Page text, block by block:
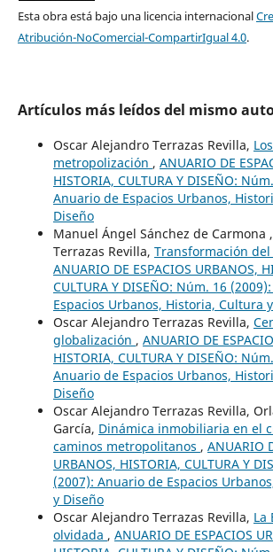
Esta obra está bajo una licencia internacional
Atribución-NoComercial-CompartirIgual 4.0.
Artículos más leídos del mismo
Oscar Alejandro Terrazas Revilla,
metropolización , ANUARIO DE
HISTORIA, CULTURA Y DISEÑO:
Anuario de Espacios Urbanos,
Diseño
Manuel Ángel Sánchez de Carmona
Terrazas Revilla, Transformación
ANUARIO DE ESPACIOS URBANOS,
CULTURA Y DISEÑO: Núm. 16
Espacios Urbanos, Historia, Cultura
Oscar Alejandro Terrazas Revilla,
globalización , ANUARIO DE
HISTORIA, CULTURA Y DISEÑO:
Anuario de Espacios Urbanos,
Diseño
Oscar Alejandro Terrazas Revilla,
García, Dinámica inmobiliaria en el
caminos metropolitanos , ANUARIO
URBANOS, HISTORIA, CULTURA Y
(2007): Anuario de Espacios
y Diseño
Oscar Alejandro Terrazas Revilla, La
olvidada , ANUARIO DE ESPACIOS